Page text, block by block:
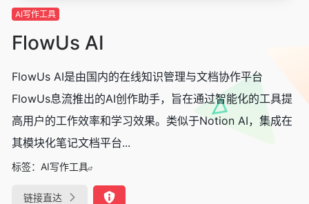
AI写作工具
FlowUs AI
FlowUs AI是由国内的在线知识管理与文档协作平台
FlowUs息流推出的AI创作助手，旨在通过智能化的工具提
高用户的工作效率和学习效果。类似于Notion AI，集成在
其模块化笔记文档平台...
标签： AI写作工具
链接直达